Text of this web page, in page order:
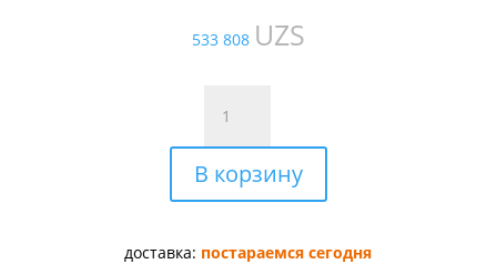
533 808 UZS
товара
ЭНОКСИПАРИН
40МГ/0,4
МЛ
ТРОМБОФРИН
В корзину
доставка: постараемся сегодня